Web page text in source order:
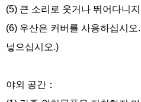
(5) 큰 소리로 웃거나 뛰어다니
(6) 우산은 커버를 사용하십시오
넣으십시오.)
야외 공간：